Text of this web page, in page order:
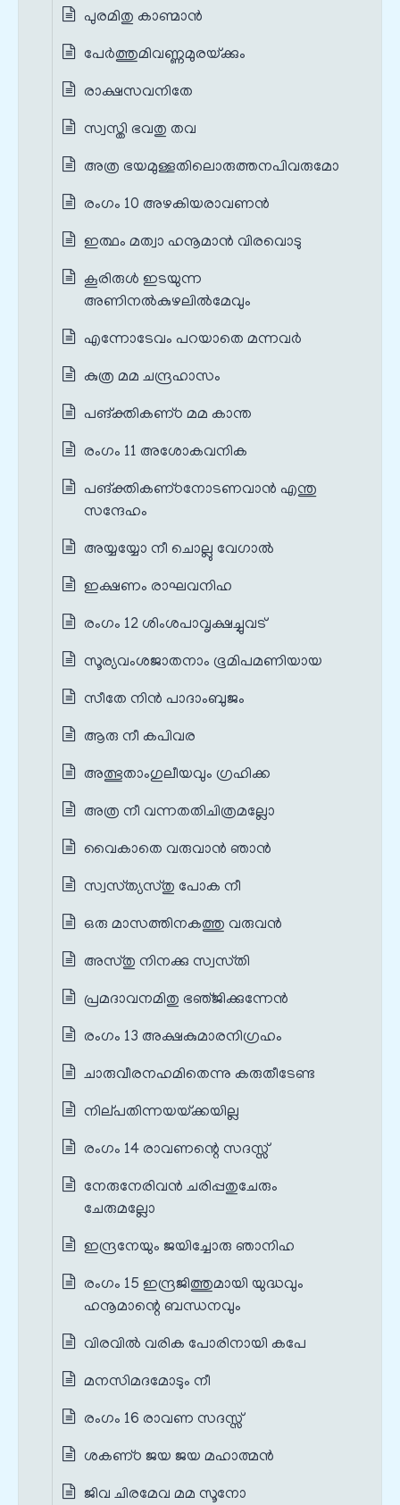
പുരമിതു കാണ്മാന്‍
പേര്‍ത്തുമിവണ്ണമുരയ്‌ക്കും
രാക്ഷസവനിതേ
സ്വസ്തി ഭവതു തവ
അത്ര ഭയമുള്ളതിലൊരുത്തനപിവരുമോ
രംഗം 10 അഴകിയരാവണൻ
ഇത്ഥം മത്വാ ഹനൂമാന്‍ വിരവൊടു
കൂരിരുള്‍ ഇടയുന്ന
അണിനല്‍കുഴലില്‍മേവും
എന്നോടേവം പറയാതെ മന്നവര്‍
കുത്ര മമ ചന്ദ്രഹാസം
പങ്‌ക്തികണ്‌ഠ മമ കാന്ത
രംഗം 11 അശോകവനിക
പങ്‌ക്തികണ്‌ഠനോടണവാന്‍ എന്തു
സന്ദേഹം
അയ്യയ്യോ നീ ചൊല്ലു വേഗാല്‍
ഇക്ഷണം രാഘവനിഹ
രംഗം 12 ശിംശപാവൃക്ഷച്ചുവട്
സൂര്യവംശജാതനാം ഭൂമിപമണിയായ
സീതേ നിന്‍ പാദാംബുജം
ആരു നീ കപിവര
അത്ഭുതാംഗുലീയവും ഗ്രഹിക്ക
അത്ര നീ വന്നതതിചിത്രമല്ലോ
വൈകാതെ വരുവാന്‍ ഞാന്‍
സ്വസ്‌ത്യസ്‌തു പോക നീ
ഒരു മാസത്തിനകത്തു വരുവന്‍
അസ്‌തു നിനക്കു സ്വസ്‌തി
പ്രമദാവനമിതു ഭഞ്‌ജിക്കുന്നേന്‍
രംഗം 13 അക്ഷകുമാരനിഗ്രഹം
ചാരുവീരനഹമിതെന്നു കരുതീടേണ്ട
നില്‌പതിന്നയയ്‌ക്കയില്ല
രംഗം 14 രാവണന്റെ സദസ്സ്
നേരുനേരിവന്‍ ചരിപ്പതുചേരും
ചേരുമല്ലോ
ഇന്ദ്രനേയും ജയിച്ചോരു ഞാനിഹ
രംഗം 15 ഇന്ദ്രജിത്തുമായി യുദ്ധവും
ഹനൂമാന്റെ ബന്ധനവും
വിരവില്‍ വരിക പോരിനായി കപേ
മനസിമദമോടും നീ
രംഗം 16 രാവണ സദസ്സ്
ശകണ്‌ഠ ജയ ജയ മഹാത്മന്‍
ജിവ ചിരമേവ മമ സൂനോ